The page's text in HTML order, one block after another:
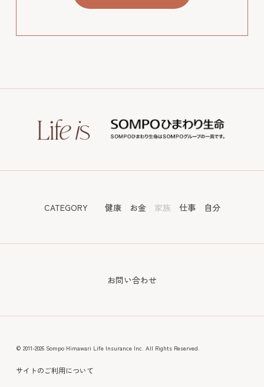
CATEGORY 健康 お金 家族 仕事 自分
お問い合わせ
© 2011-2026 Sompo Himawari Life Insurance Inc. All Rights Reserved.
サイトのご利用について